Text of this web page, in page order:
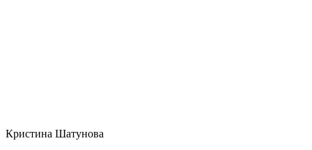
Кристина Шатунова